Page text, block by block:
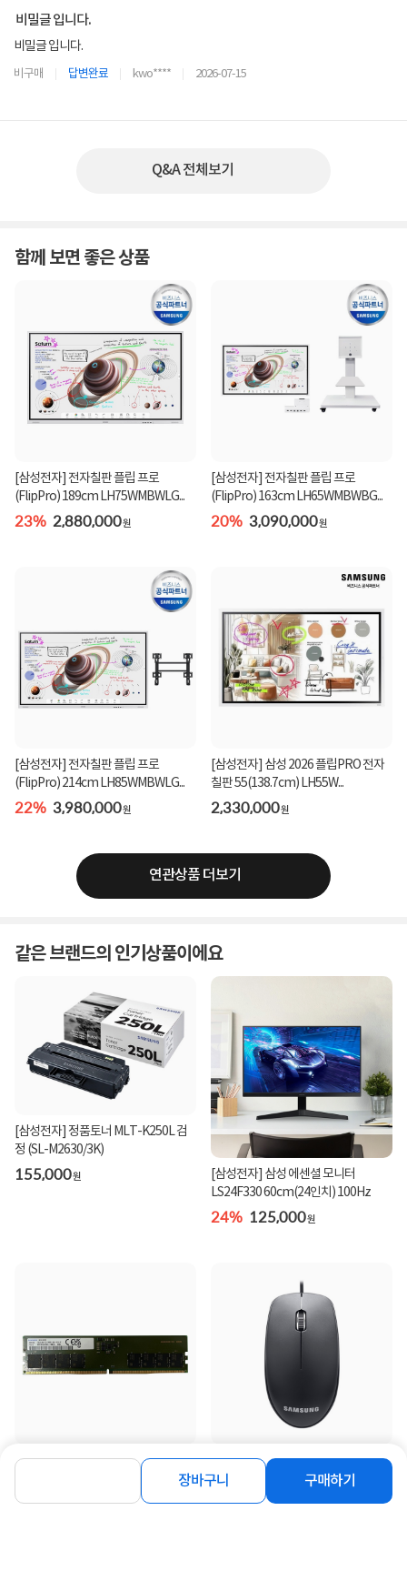
장바구니 구매하기
비밀글 입니다.
비밀글 입니다.
비구매 답변완료 kwo**** 2026-07-15
Q&A 전체보기
함께 보면 좋은 상품
[삼성전자] 전자칠판 플립 프로
(FlipPro) 189cm LH75WMBWLG...
23% 2,880,000원
[삼성전자] 전자칠판 플립 프로
(FlipPro) 163cm LH65WMBWBG...
20% 3,090,000원
[삼성전자] 전자칠판 플립 프로
(FlipPro) 214cm LH85WMBWLG...
22% 3,980,000원
[삼성전자] 삼성 2026 플립PRO 전자
칠판 55(138.7cm) LH55W...
2,330,000원
연관상품 더보기
같은 브랜드의 인기상품이에요
[삼성전자] 정품토너 MLT-K250L 검
정 (SL-M2630/3K)
155,000원
[삼성전자] 삼성 에센셜 모니터
LS24F330 60cm(24인치) 100Hz
24% 125,000원
[삼성전자] 삼성 DDR5 PC5-44800
405,000원
[삼성전자] 유선 광마우스, SPA-
JMA1PU [블랙/USB]
9,900원